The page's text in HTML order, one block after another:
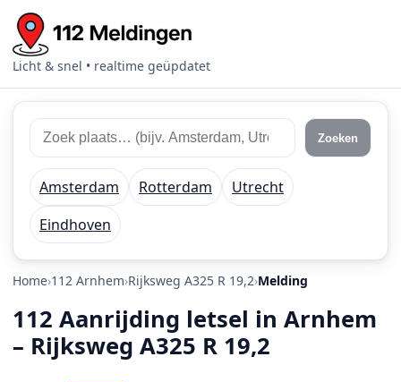
Licht & snel • realtime geüpdatet
Zoek 112 meldingen
Zoek plaats of regio Zoeken
Amsterdam Rotterdam
Utrecht
Eindhoven
Home 112 Arnhem Rijksweg A325 R 19,2 Melding
112 Aanrijding letsel in Arnhem
– Rijksweg A325 R 19,2